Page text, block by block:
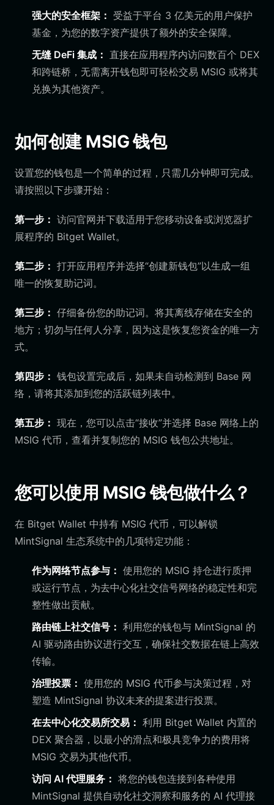
强大的安全框架： 受益于平台 3 亿美元的用户保护
基金，为您的数字资产提供了额外的安全保障。
无缝 DeFi 集成： 直接在应用程序内访问数百个 DEX
和跨链桥，无需离开钱包即可轻松交易 MSIG 或将其
兑换为其他资产。
如何创建 MSIG 钱包
设置您的钱包是一个简单的过程，只需几分钟即可完成。
请按照以下步骤开始：
第一步： 访问官网并下载适用于您移动设备或浏览器扩
展程序的 Bitget Wallet。
第二步： 打开应用程序并选择“创建新钱包”以生成一组
唯一的恢复助记词。
第三步： 仔细备份您的助记词。将其离线存储在安全的
地方；切勿与任何人分享，因为这是恢复您资金的唯一方
式。
第四步： 钱包设置完成后，如果未自动检测到 Base 网
络，请将其添加到您的活跃链列表中。
第五步： 现在，您可以点击“接收”并选择 Base 网络上的
MSIG 代币，查看并复制您的 MSIG 钱包公共地址。
您可以使用 MSIG 钱包做什么？
在 Bitget Wallet 中持有 MSIG 代币，可以解锁
MintSignal 生态系统中的几项特定功能：
作为网络节点参与： 使用您的 MSIG 持仓进行质押
或运行节点，为去中心化社交信号网络的稳定性和完
整性做出贡献。
路由链上社交信号： 利用您的钱包与 MintSignal 的
AI 驱动路由协议进行交互，确保社交数据在链上高效
传输。
治理投票： 使用您的 MSIG 代币参与决策过程，对
塑造 MintSignal 协议未来的提案进行投票。
在去中心化交易所交易： 利用 Bitget Wallet 内置的
DEX 聚合器，以最小的滑点和极具竞争力的费用将
MSIG 交易为其他代币。
访问 AI 代理服务： 将您的钱包连接到各种使用
MintSignal 提供自动化社交洞察和服务的 AI 代理接